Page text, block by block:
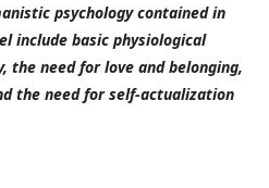
psychology contained in
include basic physiological
the need for love and belonging,
the need for self-actualization